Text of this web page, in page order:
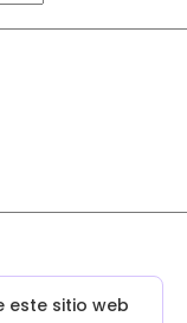
este sitio web